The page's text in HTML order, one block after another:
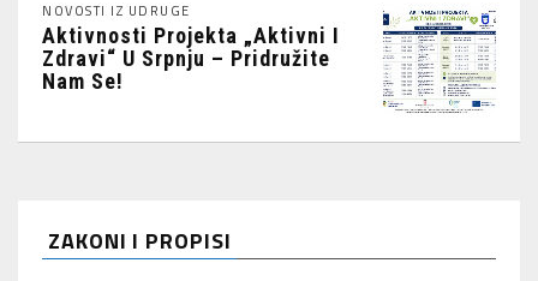
NOVOSTI IZ UDRUGE
Aktivnosti Projekta „Aktivni I
Zdravi“ U Srpnju – Pridružite
Nam Se!
ZAKONI I PROPISI